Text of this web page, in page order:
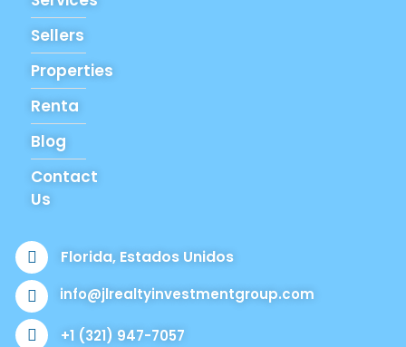
Sellers
Properties
Renta
Blog
Contact
Us
Florida, Estados Unidos
info@jlrealtyinvestmentgroup.com
+1 (321) 947-7057